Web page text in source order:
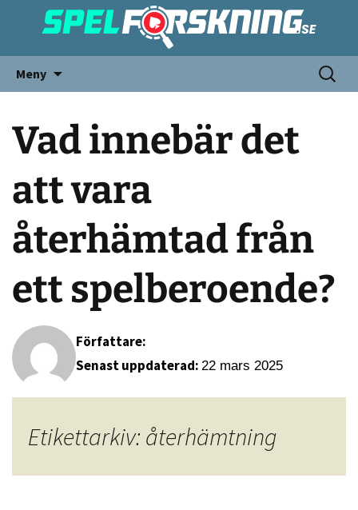
Meny
Vad innebär det
att vara
återhämtad från
ett spelberoende?
Författare:
Senast uppdaterad: 22 mars 2025
Etikettarkiv: återhämtning